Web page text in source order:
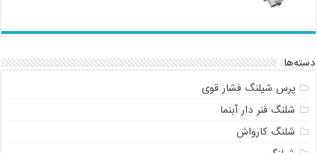
دسته‌ها
پرس شیلنگ فشار قوی
شلنگ فنر دار آبنما
شلنگ کارواش